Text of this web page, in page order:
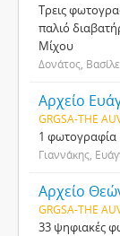
Τρεις
παλιό
Μίχου
Δονάτος,
Αρχείο
GRGSA-THE
1 φωτογραφία
Γιαννάκης,
Αρχείο
GRGSA-THE
33 ψηφιακές